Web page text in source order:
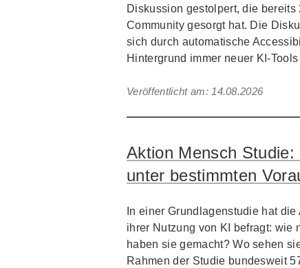
Diskussion gestolpert, die
Community gesorgt hat. Die
sich durch automatische
Hintergrund immer neuer KI-
Veröffentlicht am: 14.08.2026
Aktion Mensch
unter bestimmten
In einer Grundlagenstudie hat
ihrer Nutzung von KI befragt: wie
haben sie gemacht? Wo sehen
Rahmen der Studie bundesweit